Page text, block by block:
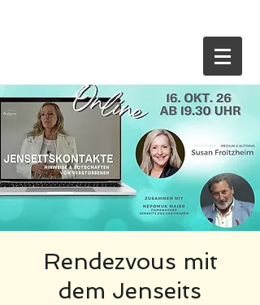
Rendezvous mit
dem Jenseits